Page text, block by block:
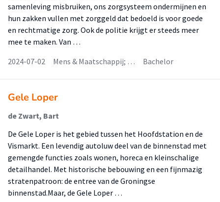
samenleving misbruiken, ons zorgsysteem ondermijnen en
hun zakken vullen met zorggeld dat bedoeld is voor goede
en rechtmatige zorg. Ook de politie krijgt er steeds meer
mee te maken. Van …
2024-07-02
Mens & Maatschappij; … Bachelor
Gele Loper
de Zwart, Bart
De Gele Loper is het gebied tussen het Hoofdstation en de
Vismarkt. Een levendig autoluw deel van de binnenstad met
gemengde functies zoals wonen, horeca en kleinschalige
detailhandel. Met historische bebouwing en een fijnmazig
stratenpatroon: de entree van de Groningse
binnenstad.Maar, de Gele Loper …